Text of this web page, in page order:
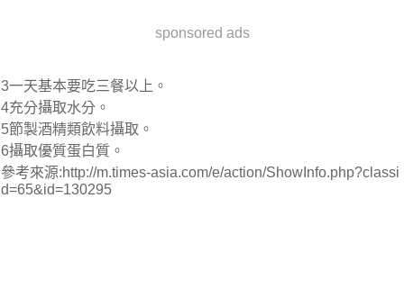
sponsored ads
3一天基本要吃三餐以上。
4充分攝取水分。
5節製酒精類飲料攝取。
6攝取優質蛋白質。
參考來源:http://m.times-asia.com/e/action/ShowInfo.php?classi
d=65&id=130295